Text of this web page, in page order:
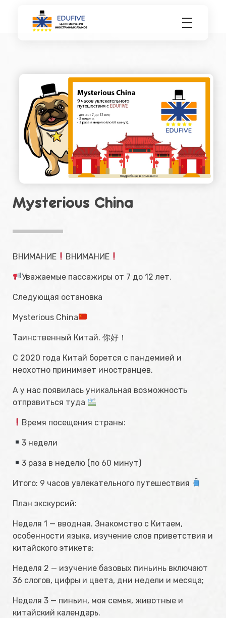
Mysterious China
ВНИМАНИЕ ВНИМАНИЕ
Уважаемые пассажиры от 7 до 12 лет.
Следующая остановка
Mysterious China
Таинственный Китай. 你好！
С 2020 года Китай борется с пандемией и
неохотно принимает иностранцев.
А у нас появилась уникальная возможность
отправиться туда
Время посещения страны:
3 недели
3 раза в неделю (по 60 минут)
Итого: 9 часов увлекательного путешествия
План экскурсий:
Неделя 1 — вводная. Знакомство с Китаем,
особенности языка, изучение слов приветствия и
китайского этикета;
Неделя 2 — изучение базовых пиньинь включают
36 слогов, цифры и цвета, дни недели и месяца;
Неделя 3 — пиньин, моя семья, животные и
китайский календарь.